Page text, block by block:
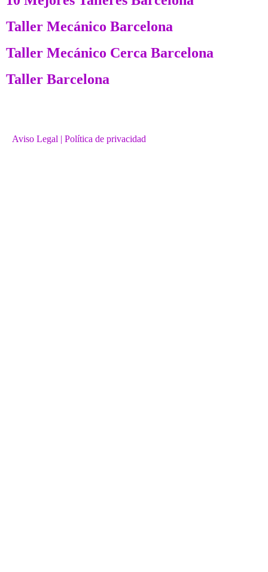
Taller Mecánico Barcelona
Taller Mecánico Cerca Barcelona
Taller Barcelona
Aviso Legal | Política de privacidad